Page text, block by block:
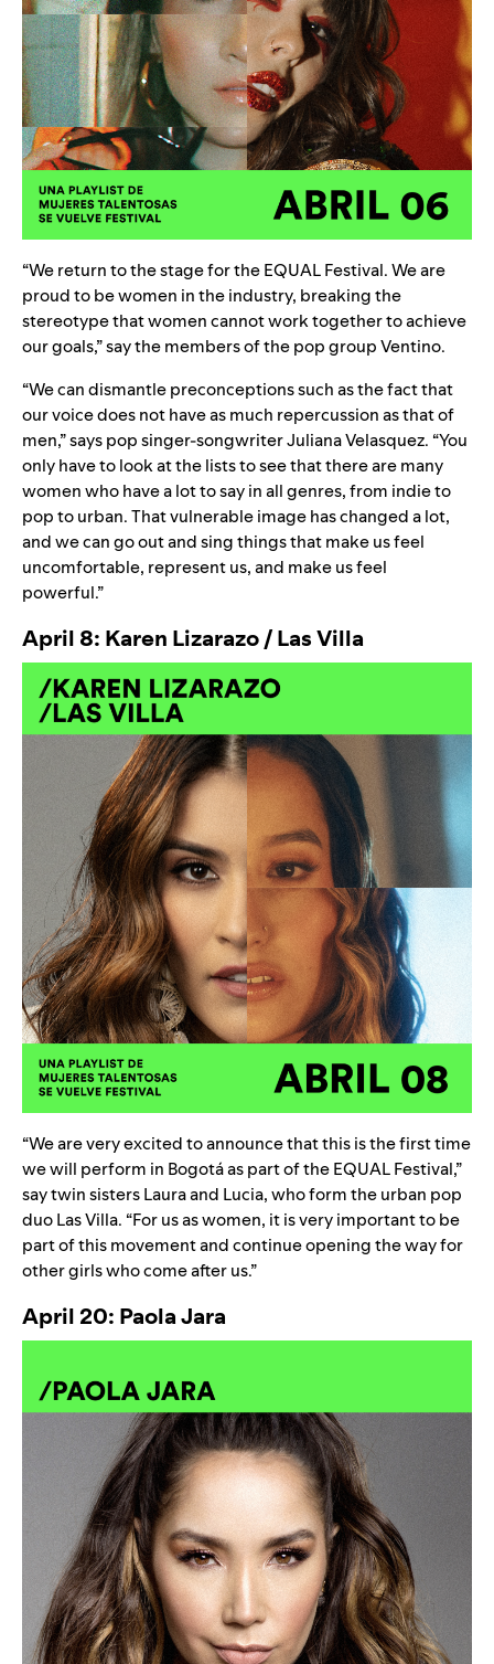
“We return to the stage for the EQUAL Festival. We are
proud to be women in the industry, breaking the
stereotype that women cannot work together to achieve
our goals,” say the members of the pop groupVentino.
“We can dismantle preconceptions such as the fact that
our voice does not have as much repercussion as that of
men,” says pop singer-songwriterJuliana Velasquez. “You
only have to look at the lists to see that there are many
women who have a lot to say in all genres, from indie to
pop to urban. That vulnerable image has changed a lot,
and we can go out and sing things that make us feel
uncomfortable, represent us, and make us feel
powerful.”
April 8: Karen Lizarazo / Las Villa
“We are very excited to announce that this is the first time
we will perform in Bogotá as part of the EQUAL Festival,”
say twin sisters Laura and Lucia, who form the urban pop
duoLas Villa. “For us as women, it is very important to be
part of this movement and continue opening the way for
other girls who come after us.”
April 20: Paola Jara